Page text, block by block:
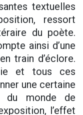
textuelles
ressort
du poète.
ainsi d’une
train d’éclore.
et tous ces
une certaine
du monde de
l’effet